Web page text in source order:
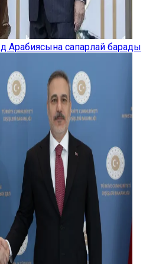
Арабиясына сапарлай барады